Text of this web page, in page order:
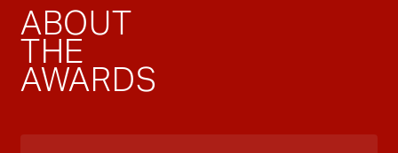
ABOUT
THE
AWARDS